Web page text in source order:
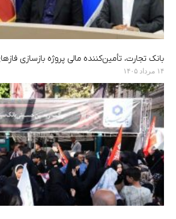
بانک تجارت، تأمین‌کننده مالی پروژه بازسازی فازهای ۴ و ۵ پارس
۱۴ مرداد ۱۴۰۵